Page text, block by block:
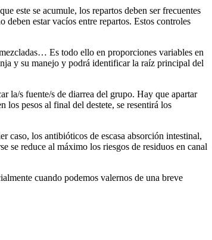
este se acumule, los repartos deben ser frecuentes
deben estar vacíos entre repartos. Estos controles
Es todo ello en proporciones variables en
y su manejo y podrá identificar la raíz principal del
la/s fuente/s de diarrea del grupo. Hay que apartar
pesos al final del destete, se resentirá los
caso, los antibióticos de escasa absorción intestinal,
se reduce al máximo los riesgos de residuos en canal
cuando podemos valernos de una breve